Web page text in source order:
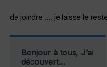
de joindre …. je laisse le
Bonjour à tous, J’ai
découvert…